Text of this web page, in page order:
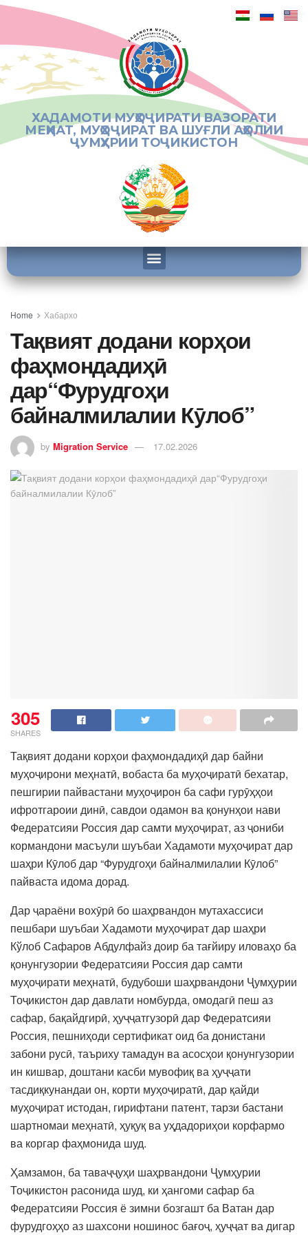
ХАДАМОТИ МУҲОҶИРАТИ ВАЗОРАТИ
МЕҲНАТ, МУҲОҶИРАТ ВА ШУҒЛИ АҲОЛИИ
ҶУМҲУРИИ ТОҶИКИСТОН
Home Хабархо
Тақвият додани корҳои
фаҳмондадиҳӣ
дар“Фурудгоҳи
байналмилалии Кӯлоб”
by Migration Service 17.02.2026
305
SHARES
Тақвият додани корҳои фаҳмондадиҳӣ дар байни
муҳоҷирони меҳнатӣ, вобаста ба муҳоҷиратӣ бехатар,
пешгирии пайвастани муҳоҷирон ба сафи гурӯҳҳои
ифротгароии динӣ, савдои одамон ва қонунҳои нави
Федератсияи Россия дар самти муҳоҷират, аз ҷониби
кормандони масъули шуъбаи Хадамоти муҳоҷират дар
шаҳри Кӯлоб дар “Фурудгоҳи байналмилалии Кӯлоб”
пайваста идома дорад.
Дар ҷараёни вохӯрӣ бо шаҳрвандон мутахассиси
пешбари шуъбаи Хадамоти муҳоҷират дар шаҳри
Кўлоб Сафаров Абдулфайз доир ба тағйиру иловаҳо ба
қонунгузории Федератсияи Россия дар самти
муҳоҷирати меҳнатӣ, будубоши шаҳрвандони Ҷумҳурии
Тоҷикистон дар давлати номбурда, омодагӣ пеш аз
сафар, бақайдгирӣ, ҳуҷҷатгузорӣ дар Федератсияи
Россия, пешниҳоди сертификат оид ба донистани
забони русӣ, таъриху тамадун ва асосҳои қонунгузории
ин кишвар, доштани касби мувофиқ ва ҳуҷҷати
тасдиқкунандаи он, корти муҳоҷиратӣ, дар қайди
муҳоҷират истодан, гирифтани патент, тарзи бастани
шартномаи меҳнатӣ, ҳуқуқ ва уҳдадориҳои корфармо
ва коргар фаҳмонида шуд.
Ҳамзамон, ба таваҷҷуҳи шаҳрвандони Ҷумҳурии
Тоҷикистон расонида шуд, ки ҳангоми сафар ба
Федератсияи Россия ё зимни бозгашт ба Ватан дар
фурудгоҳҳо аз шахсони ношинос бағоҷ, ҳуҷҷат ва дигар